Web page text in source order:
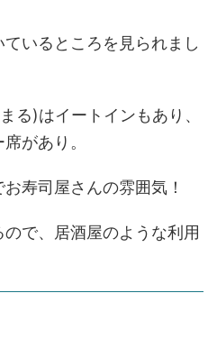
いるところを見られまし
る)はイートインもあり、
があり。
寿司屋さんの雰囲気！
で、居酒屋のような利用